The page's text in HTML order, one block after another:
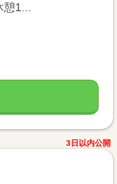
1...
3日以内公開